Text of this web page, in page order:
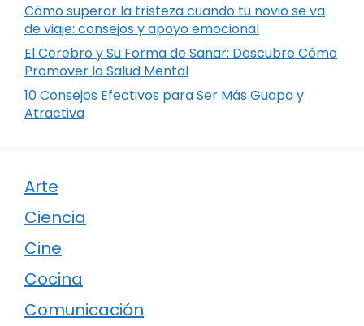
Cómo superar la tristeza cuando tu novio se va
de viaje: consejos y apoyo emocional
El Cerebro y Su Forma de Sanar: Descubre Cómo
Promover la Salud Mental
10 Consejos Efectivos para Ser Más Guapa y
Atractiva
Arte
Ciencia
Cine
Cocina
Comunicación